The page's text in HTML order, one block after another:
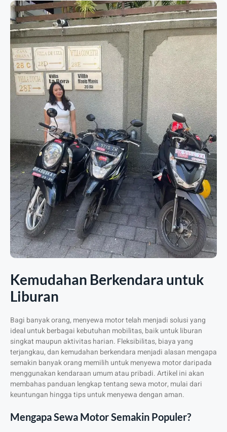
Kemudahan Berkendara untuk
Liburan
Bagi banyak orang, menyewa motor telah menjadi solusi yang
ideal untuk berbagai kebutuhan mobilitas, baik untuk liburan
singkat maupun aktivitas harian. Fleksibilitas, biaya yang
terjangkau, dan kemudahan berkendara menjadi alasan mengapa
semakin banyak orang memilih untuk menyewa motor daripada
menggunakan kendaraan umum atau pribadi. Artikel ini akan
membahas panduan lengkap tentang sewa motor, mulai dari
keuntungan hingga tips untuk menyewa dengan aman.
Mengapa Sewa Motor Semakin Populer?